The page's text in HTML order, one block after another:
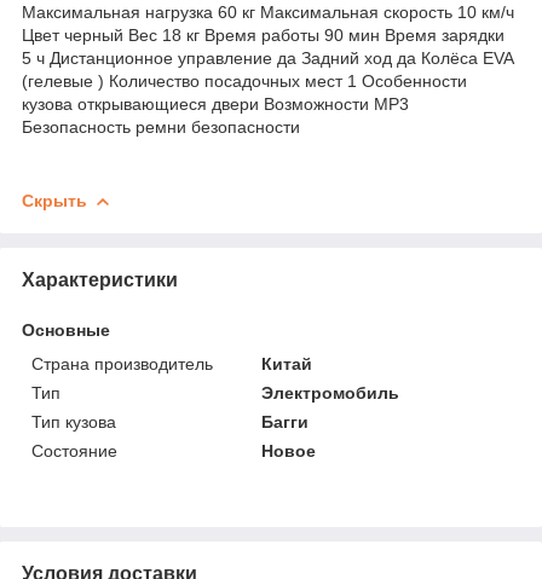
Максимальная нагрузка 60 кг Максимальная скорость 10 км/ч
Цвет черный Вес 18 кг Время работы 90 мин Время зарядки
5 ч Дистанционное управление да Задний ход да Колёса EVA
(гелевые ) Количество посадочных мест 1 Особенности
кузова открывающиеся двери Возможности MP3
Безопасность ремни безопасности
Скрыть
Характеристики
Основные
Страна производитель
Китай
Тип
Электромобиль
Тип кузова
Багги
Состояние
Новое
Условия доставки